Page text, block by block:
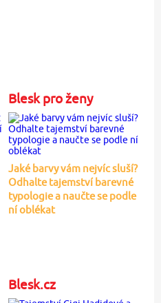
Blesk pro ženy
Jaké barvy vám nejvíc sluší?
Odhalte tajemství barevné
typologie a naučte se podle
ní oblékat
Blesk.cz